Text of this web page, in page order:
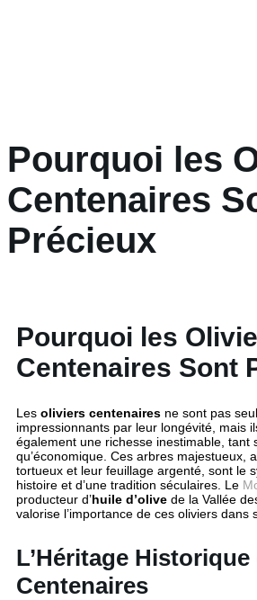
Pourquoi les
Centenaires
Précieux
Pourquoi les
Centenaires Sont
Les oliviers centenaires ne sont pas
impressionnants par leur longévité, mais
également une richesse inestimable, tant
qu’économique. Ces arbres majestueux,
tortueux et leur feuillage argenté, sont le
histoire et d’une tradition séculaires. Le
producteur d’huile d’olive de la Vallée
valorise l’importance de ces oliviers dans
L’Héritage
Centenaires